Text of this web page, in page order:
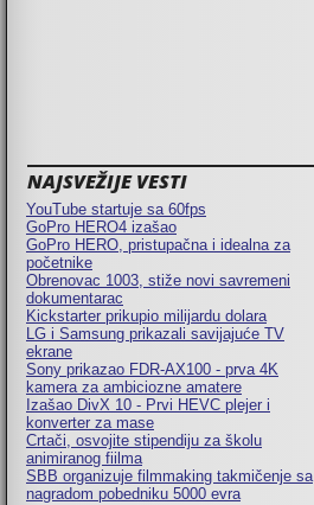
NAJSVEŽIJE VESTI
YouTube startuje sa 60fps
GoPro HERO4 izašao
GoPro HERO, pristupačna i idealna za
početnike
Obrenovac 1003, stiže novi savremeni
dokumentarac
Kickstarter prikupio milijardu dolara
LG i Samsung prikazali savijajuće TV
ekrane
Sony prikazao FDR-AX100 - prva 4K
kamera za ambiciozne amatere
Izašao DivX 10 - Prvi HEVC plejer i
konverter za mase
Crtači, osvojite stipendiju za školu
animiranog fiilma
SBB organizuje filmmaking takmičenje sa
nagradom pobedniku 5000 evra